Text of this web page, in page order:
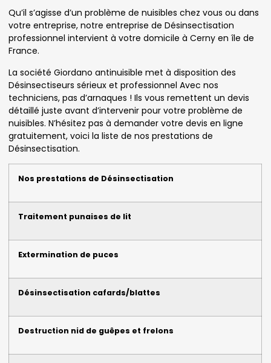
Qu’il s’agisse d’un problème de nuisibles chez vous ou dans
votre entreprise, notre entreprise de Désinsectisation
professionnel intervient à votre domicile à Cerny en île de
France.
La société Giordano antinuisible met à disposition des
Désinsectiseurs sérieux et professionnel Avec nos
techniciens, pas d’arnaques ! Ils vous remettent un devis
détaillé juste avant d’intervenir pour votre problème de
nuisibles. N’hésitez pas à demander votre devis en ligne
gratuitement, voici la liste de nos prestations de
Désinsectisation.
Nos prestations de Désinsectisation
Traitement punaises de lit
Extermination de puces
Désinsectisation cafards/blattes
Destruction nid de guêpes et frelons